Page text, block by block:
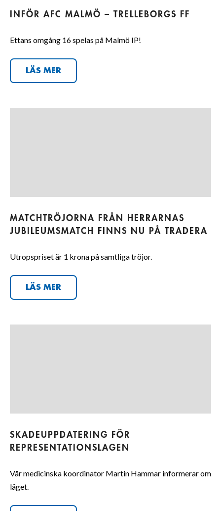
INFÖR AFC MALMÖ – TRELLEBORGS FF
Ettans omgång 16 spelas på Malmö IP!
LÄS MER
MATCHTRÖJORNA FRÅN HERRARNAS
JUBILEUMSMATCH FINNS NU PÅ TRADERA
Utropspriset är 1 krona på samtliga tröjor.
LÄS MER
SKADEUPPDATERING FÖR
REPRESENTATIONSLAGEN
Vår medicinska koordinator Martin Hammar informerar om
läget.